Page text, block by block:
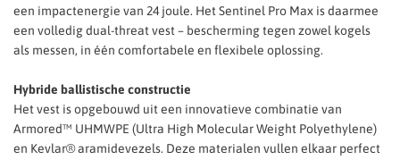
een impactenergie van 24 joule. Het Sentinel Pro Max is daarmee
een volledig dual-threat vest – bescherming tegen zowel kogels
als messen, in één comfortabele en flexibele oplossing.
Hybride ballistische constructie
Het vest is opgebouwd uit een innovatieve combinatie van
Armored™ UHMWPE (Ultra High Molecular Weight Polyethylene)
en Kevlar® aramidevezels. Deze materialen vullen elkaar perfect